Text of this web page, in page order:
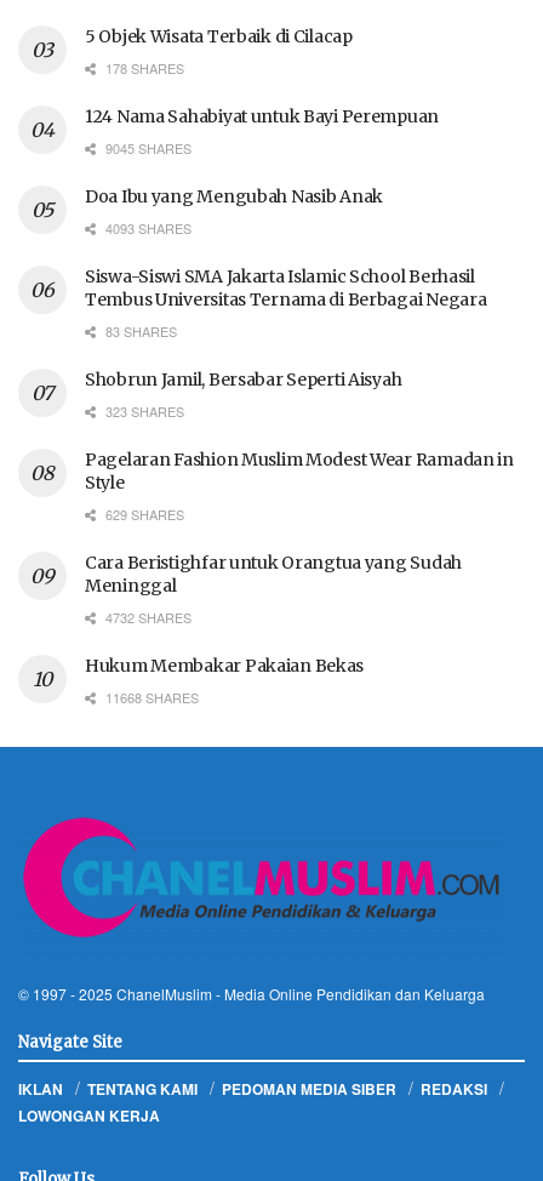
5 Objek Wisata Terbaik di Cilacap
178 SHARES
124 Nama Sahabiyat untuk Bayi Perempuan
9045 SHARES
Doa Ibu yang Mengubah Nasib Anak
4093 SHARES
Siswa-Siswi SMA Jakarta Islamic School Berhasil
Tembus Universitas Ternama di Berbagai Negara
83 SHARES
Shobrun Jamil, Bersabar Seperti Aisyah
323 SHARES
Pagelaran Fashion Muslim Modest Wear Ramadan in
Style
629 SHARES
Cara Beristighfar untuk Orangtua yang Sudah
Meninggal
4732 SHARES
Hukum Membakar Pakaian Bekas
11668 SHARES
© 1997 - 2025 ChanelMuslim - Media Online Pendidikan dan Keluarga
Navigate Site
IKLAN TENTANG KAMI PEDOMAN MEDIA SIBER
REDAKSI
LOWONGAN KERJA